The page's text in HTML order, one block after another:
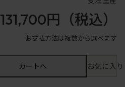
131,700円 （税込）
お支払方法は複数から選べます
カートへ お気に入